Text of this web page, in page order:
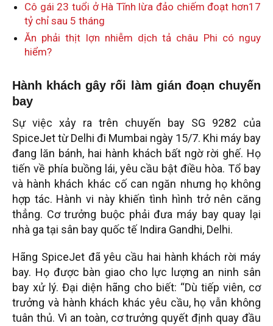
Cô gái 23 tuổi ở Hà Tĩnh lừa đảo chiếm đoạt hơn17
tỷ chỉ sau 5 tháng
Ăn phải thịt lợn nhiễm dịch tả châu Phi có nguy
hiểm?
Hành khách gây rối làm gián đoạn chuyến
bay
Sự việc xảy ra trên chuyến bay SG 9282 của
SpiceJet từ Delhi đi Mumbai ngày 15/7. Khi máy bay
đang lăn bánh, hai hành khách bất ngờ rời ghế. Họ
tiến về phía buồng lái, yêu cầu bật điều hòa. Tổ bay
và hành khách khác cố can ngăn nhưng họ không
hợp tác. Hành vi này khiến tình hình trở nên căng
thẳng. Cơ trưởng buộc phải đưa máy bay quay lại
nhà ga tại sân bay quốc tế Indira Gandhi, Delhi.
Hãng SpiceJet đã yêu cầu hai hành khách rời máy
bay. Họ được bàn giao cho lực lượng an ninh sân
bay xử lý. Đại diện hãng cho biết: “Dù tiếp viên, cơ
trưởng và hành khách khác yêu cầu, họ vẫn không
tuân thủ. Vì an toàn, cơ trưởng quyết định quay đầu